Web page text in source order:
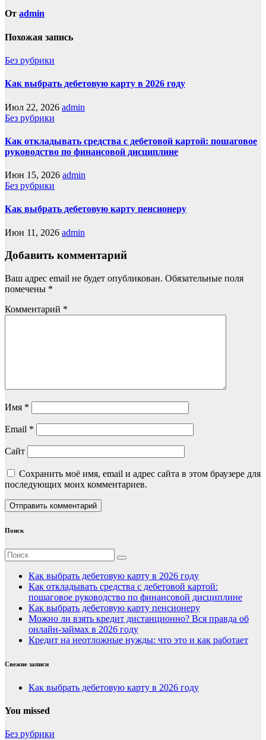
От admin
Похожая запись
Без рубрики
Как выбрать дебетовую карту в 2026 году
Июл 22, 2026 admin
Без рубрики
Как откладывать средства с дебетовой картой: пошаговое
руководство по финансовой дисциплине
Июн 15, 2026 admin
Без рубрики
Как выбрать дебетовую карту пенсионеру
Июн 11, 2026 admin
Добавить комментарий
Ваш адрес email не будет опубликован. Обязательные поля
помечены *
Комментарий *
Имя *
Email *
Сайт
Сохранить моё имя, email и адрес сайта в этом браузере для
последующих моих комментариев.
Поиск
Как выбрать дебетовую карту в 2026 году
Как откладывать средства с дебетовой картой:
пошаговое руководство по финансовой дисциплине
Как выбрать дебетовую карту пенсионеру
Можно ли взять кредит дистанционно? Вся правда об
онлайн-займах в 2026 году
Кредит на неотложные нужды: что это и как работает
Свежие записи
Как выбрать дебетовую карту в 2026 году
You missed
Без рубрики